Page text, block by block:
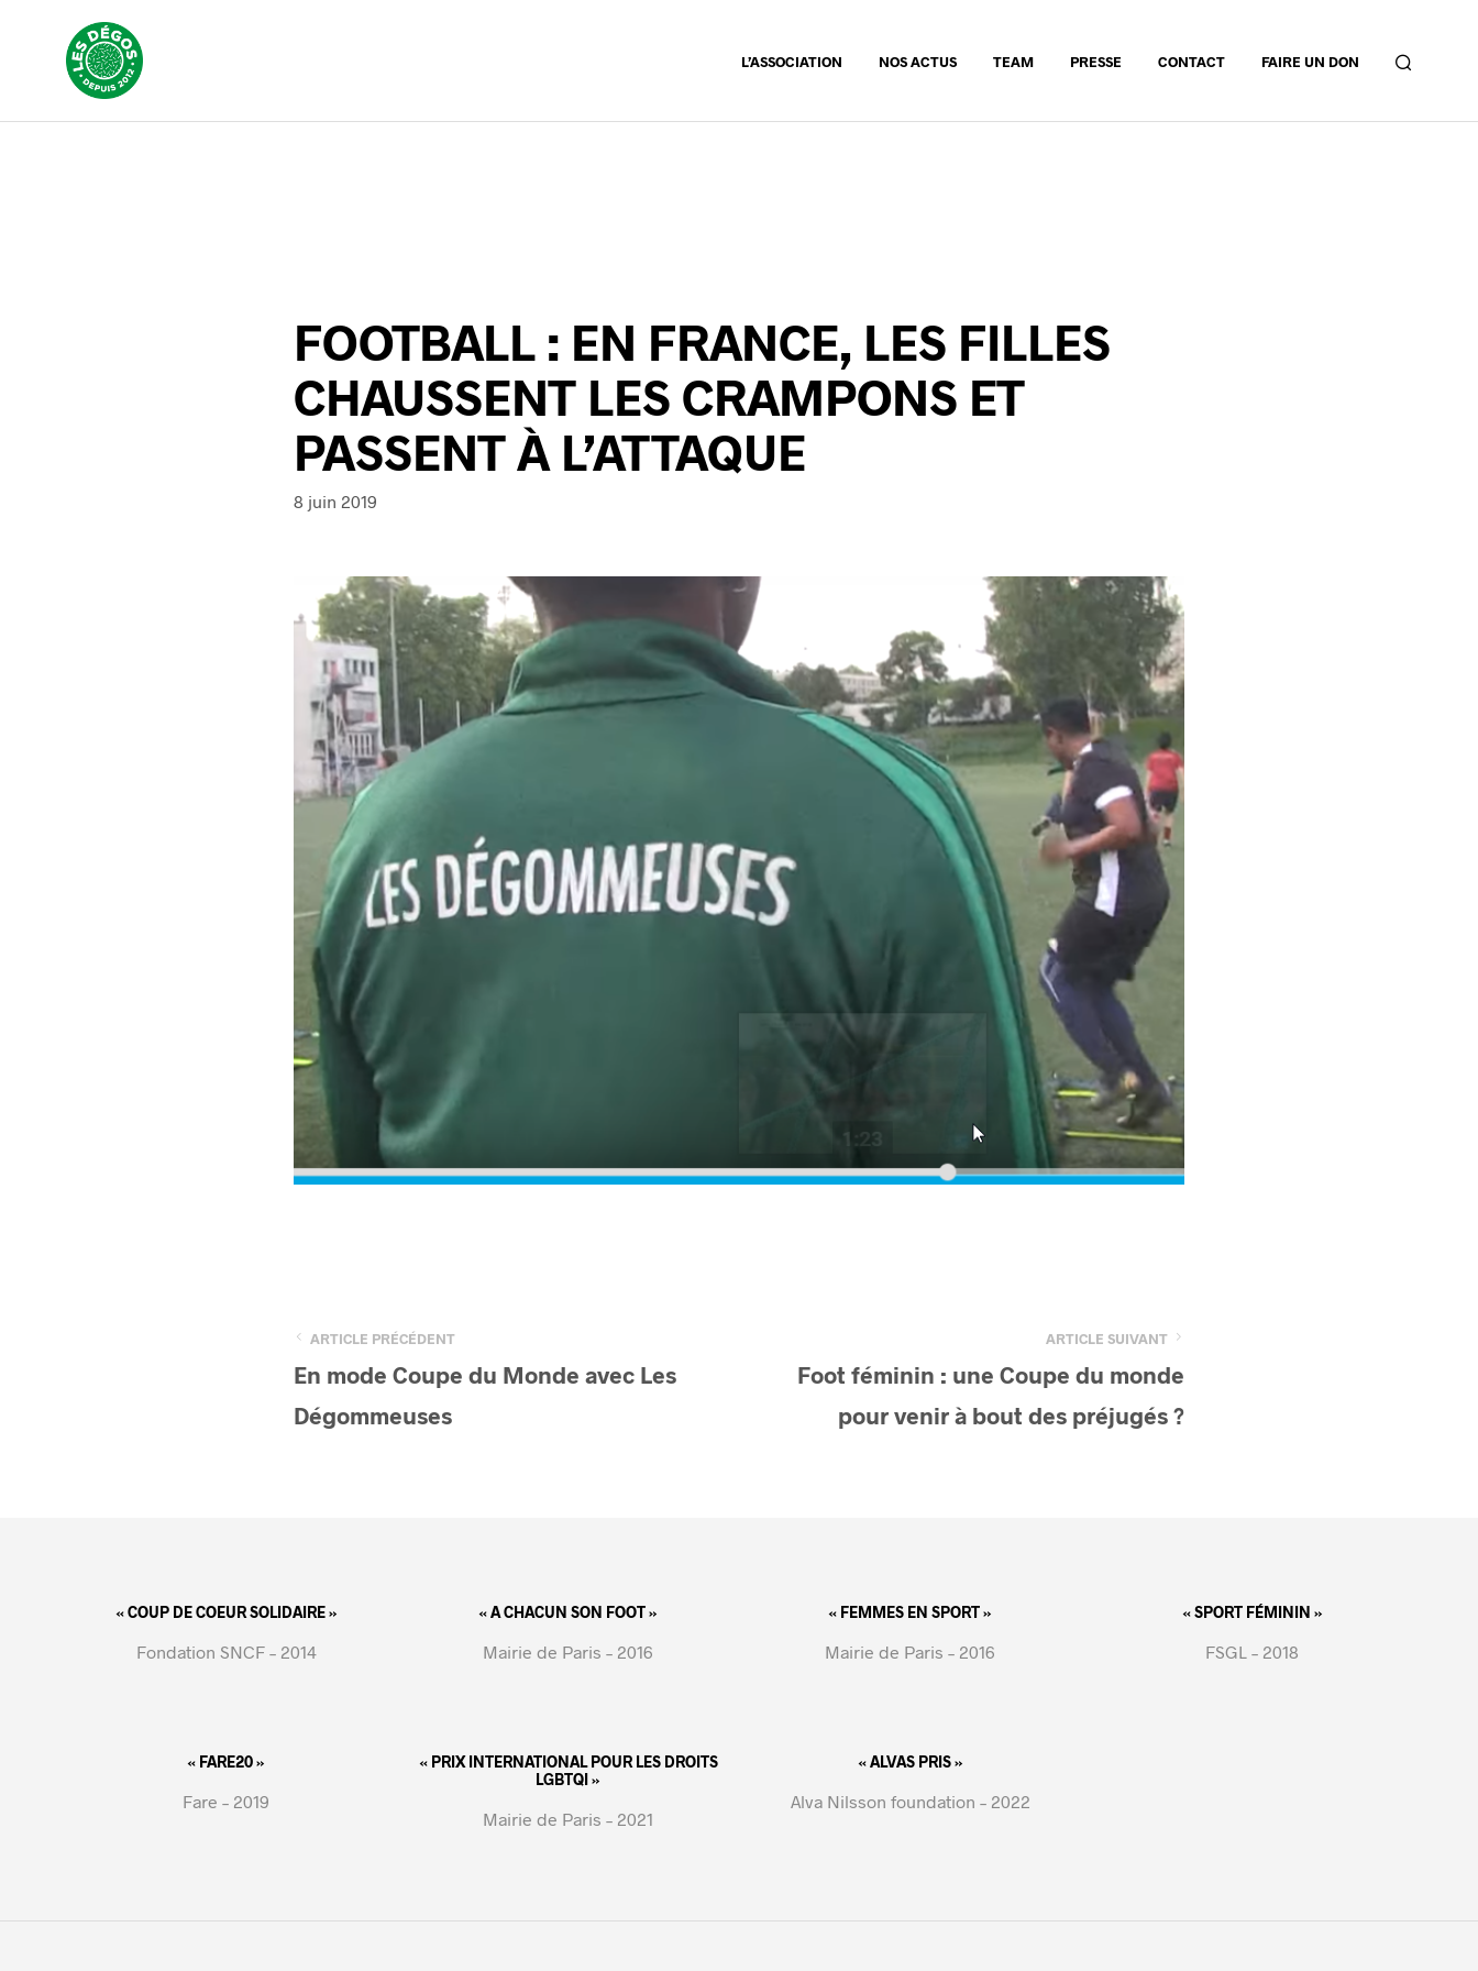
L’ASSOCIATION NOS ACTUS TEAM PRESSE CONTACT FAIRE UN DON
FOOTBALL : EN FRANCE, LES FILLES
CHAUSSENT LES CRAMPONS ET
PASSENT À L’ATTAQUE
8 juin 2019
ARTICLE PRÉCÉDENT
En mode Coupe du Monde avec Les
Dégommeuses
ARTICLE SUIVANT
Foot féminin : une Coupe du monde
pour venir à bout des préjugés ?
« COUP DE COEUR SOLIDAIRE »
Fondation SNCF – 2014
« A CHACUN SON FOOT »
Mairie de Paris – 2016
« FEMMES EN SPORT »
Mairie de Paris – 2016
« SPORT FÉMININ »
FSGL – 2018
« FARE20 »
Fare – 2019
« PRIX INTERNATIONAL POUR LES DROITS
LGBTQI »
Mairie de Paris – 2021
« ALVAS PRIS »
Alva Nilsson foundation – 2022